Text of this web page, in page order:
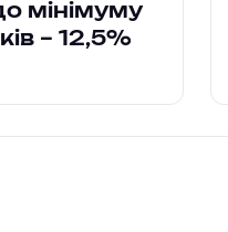
мінімуму
– 12,5%